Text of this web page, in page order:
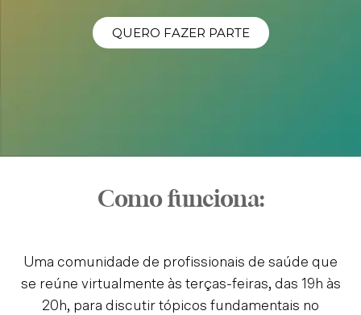
QUERO FAZER PARTE
Como funciona:
Uma comunidade de profissionais de saúde que
se reúne virtualmente às terças-feiras, das 19h às
20h, para discutir tópicos fundamentais no